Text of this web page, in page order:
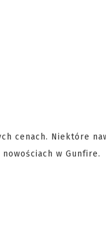
cenach. Niektóre
w Gunfire.